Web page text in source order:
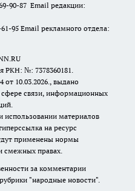
90-87 Email редакции:
95 Email рекламного отдела:
РКН: №: 7378360181.
10.03.2026., выдано
связи, информационных
использовании материалов
на ресурс
применены нормы
смежных правах.
за комментарии
"народные новости".